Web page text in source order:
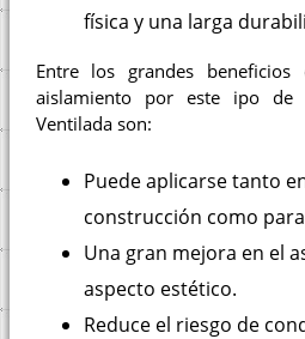
física y una larga
Entre los grandes
aislamiento por este ipo de
Ventilada son:
Puede aplicarse tanto
construcción como
Una gran mejora en el
aspecto estético.
Reduce el riesgo de